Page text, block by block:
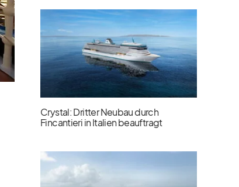
Crystal: Dritter Neubau durch
Fincantieri in Italien beauftragt